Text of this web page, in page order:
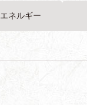
エネルギー